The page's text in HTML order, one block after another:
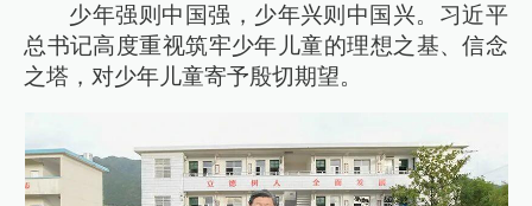
少年强则中国强，少年兴则中国兴。习近平
总书记高度重视筑牢少年儿童的理想之基、信念
之塔，对少年儿童寄予殷切期望。